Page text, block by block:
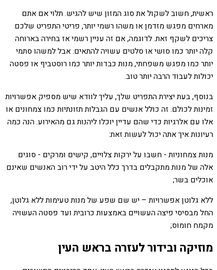
ראשית, חשוב לשקול את סוג המזון שיש להגיש. תלוי אם אתם
מארחים מפגש מזדמן או משהו רשמי יותר, פריטי התפריט שלכם
צריכים לשקף זאת. לדוגמה, אם זה עניין רשמי אז בחירה בארוחה
קלה יותר כמו סושי או סלטים עשויה להתאים. אבל למשהו סתמי
יותר כמו מפגש משפחתי, מנות כבדות יותר כמו רוסטביף או פסטה
יכולות לעבוד הרבה יותר טוב.
בנוסף, בעת יצירת התפריט שלך, עליך לוודא שיש מספיק אפשרויות
זמינות לכולם. זה כולל אנשים עם הגבלות תזונתיות כמו צמחונים או
אלו עם אלרגיות כדי שהם עדיין יוכלו ליהנות גם מהאירוע. הנה כמה
רעיונות איך אתה יכול לעשות זאת:
מנות צמחוניות - חשבו על ירקות צלויים, קישים ומרקים - סוגים
אלה של מנות מתקבלים בדרך כלל היטב על ידי רוב האנשים שאינם
אוכלים בשר;
ללא גלוטן אפשרויות – יש שם שפע של מנות טעימות ללא גלוטן,
החל מבסיסי פיצה העשויים באמצעות כרובית ועד פסטה העשויה
מקמח חומוס;
מוזיקה ובידור לעזרה בראש העין